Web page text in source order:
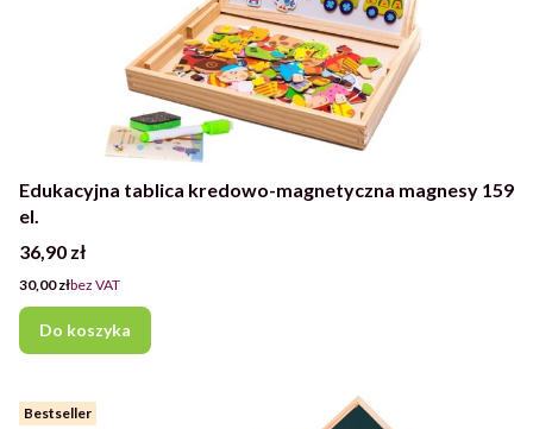
Edukacyjna tablica kredowo-magnetyczna magnesy 159
el.
Cena
36,90 zł
Cena
30,00 złbez VAT
Do koszyka
Bestseller